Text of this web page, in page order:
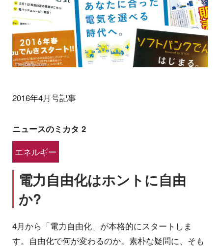
2016年4月号記事
ニュースのミカタ 2
エネルギー
電力自由化はホントに自由
か?
4月から「電力自由化」が本格的にスタートしま
す。自由化で何が変わるのか。素朴な疑問に、そも